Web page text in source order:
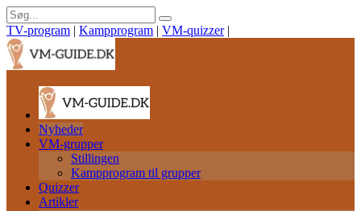
TV-program | Kampprogram | VM-quizzer |
Nyheder
VM-grupper
Stillingen
Kampprogram til grupper
Quizzer
Artikler